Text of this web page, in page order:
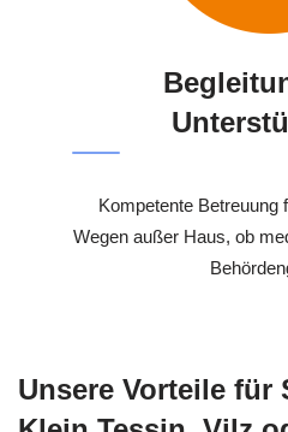
Kompetente Betreuung
Wegen außer Haus, ob
Unsere Vorteile für